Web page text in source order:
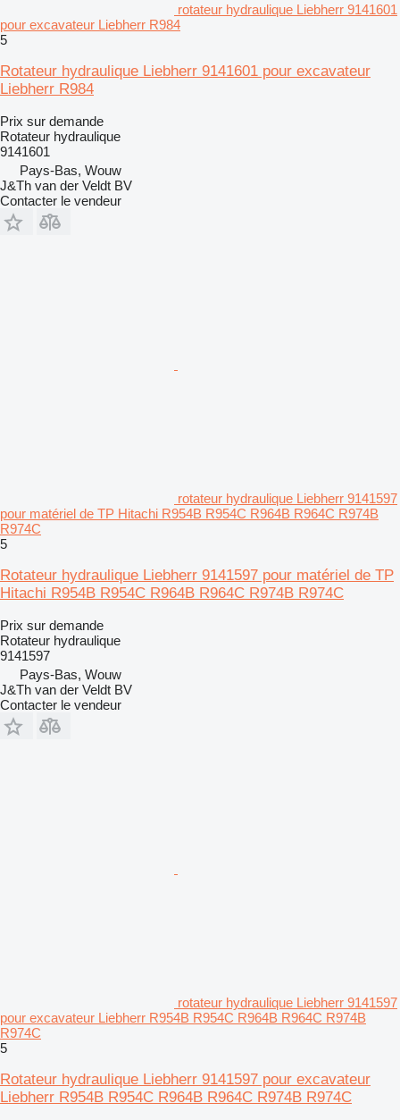
rotateur hydraulique Liebherr 9141601
pour excavateur Liebherr R984
5
Rotateur hydraulique Liebherr 9141601 pour excavateur
Liebherr R984
Prix sur demande
Rotateur hydraulique
9141601
Pays-Bas, Wouw
J&Th van der Veldt BV
Contacter le vendeur
rotateur hydraulique Liebherr 9141597
pour matériel de TP Hitachi R954B R954C R964B R964C R974B
R974C
5
Rotateur hydraulique Liebherr 9141597 pour matériel de TP
Hitachi R954B R954C R964B R964C R974B R974C
Prix sur demande
Rotateur hydraulique
9141597
Pays-Bas, Wouw
J&Th van der Veldt BV
Contacter le vendeur
rotateur hydraulique Liebherr 9141597
pour excavateur Liebherr R954B R954C R964B R964C R974B
R974C
5
Rotateur hydraulique Liebherr 9141597 pour excavateur
Liebherr R954B R954C R964B R964C R974B R974C